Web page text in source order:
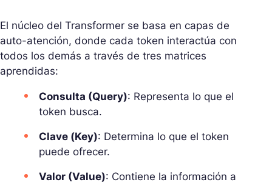
El núcleo del Transformer se basa en capas de
auto-atención, donde cada token interactúa con
todos los demás a través de tres matrices
aprendidas:
Consulta (Query): Representa lo que el
token busca.
Clave (Key): Determina lo que el token
puede ofrecer.
Valor (Value): Contiene la información a